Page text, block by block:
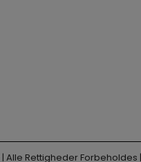
| Alle Rettigheder